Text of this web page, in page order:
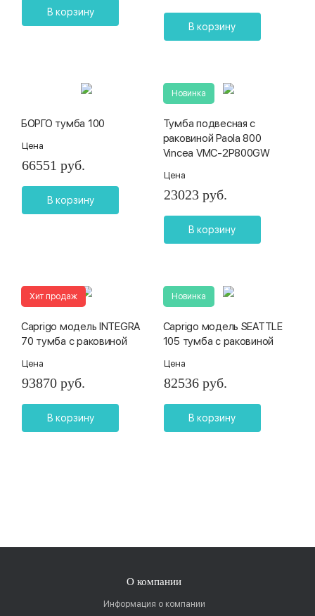
В корзину
В корзину
БОРГО тумба 100
Цена
66551 руб.
В корзину
Новинка
Тумба подвесная с
раковиной Paola 800
Vincea VMC-2P800GW
Цена
23023 руб.
В корзину
Хит продаж
Caprigo модель INTEGRA
70 тумба с раковиной
Цена
93870 руб.
В корзину
Новинка
Caprigo модель SEATTLE
105 тумба с раковиной
Цена
82536 руб.
В корзину
О компании
Информация о компании